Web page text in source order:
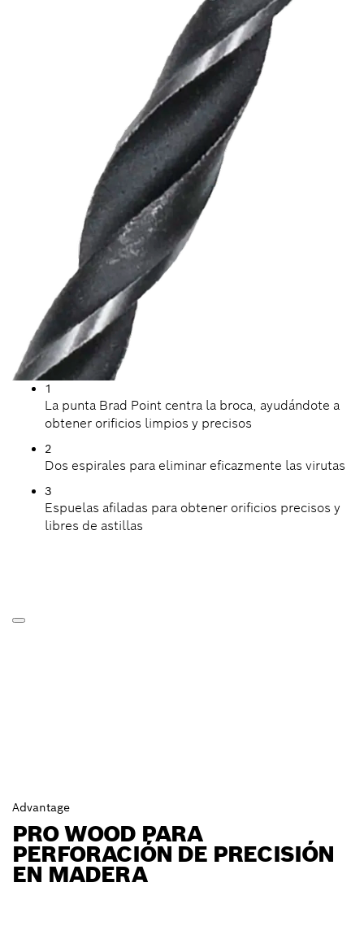
1
La punta Brad Point centra la broca, ayudándote a
obtener orificios limpios y precisos
2
Dos espirales para eliminar eficazmente las virutas
3
Espuelas afiladas para obtener orificios precisos y
libres de astillas
Advantage
PRO WOOD PARA
PERFORACIÓN DE PRECISIÓN
EN MADERA